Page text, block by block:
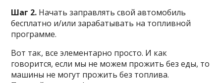
Шаг 2. Начать заправлять свой автомобиль
бесплатно и/или зарабатывать на топливной
программе.
Вот так, все элементарно просто. И как
говорится, если мы не можем прожить без еды, то
машины не могут прожить без топлива.